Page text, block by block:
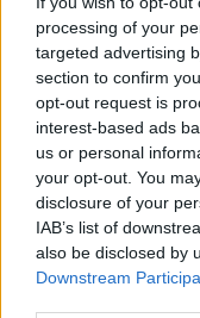
processing of your
targeted advertising
section to confirm
opt-out request is
interest-based ads
us or personal
your opt-out. You
disclosure of your
IAB’s list of
also be disclosed by
Downstream